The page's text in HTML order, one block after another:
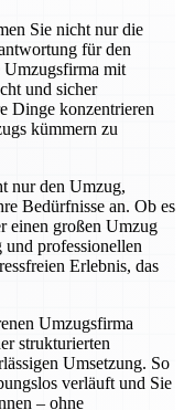
Sie nicht nur die
für den
Umzugsfirma mit
und sicher
Dinge konzentrieren
kümmern zu
nur den Umzug,
Bedürfnisse an. Ob es
einen großen Umzug
professionellen
Erlebnis, das
Umzugsfirma
strukturierten
Umsetzung. So
verläuft und Sie
– ohne